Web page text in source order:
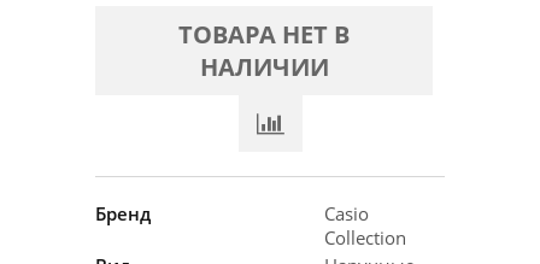
ТОВАРА НЕТ В
НАЛИЧИИ
Бренд
Casio
Collection